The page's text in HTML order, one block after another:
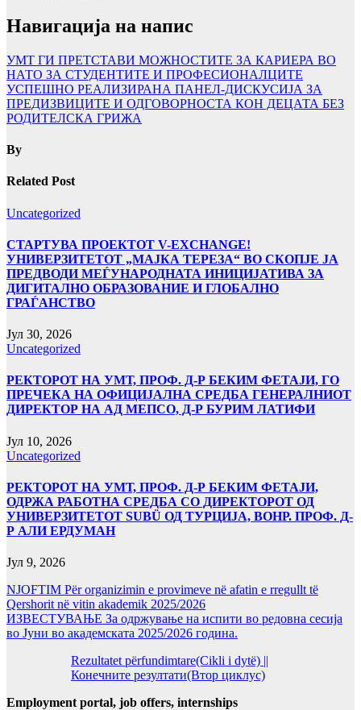
Навигација на напис
УМТ ГИ ПРЕТСТАВИ МОЖНОСТИТЕ ЗА КАРИЕРА ВО
НАТО ЗА СТУДЕНТИТЕ И ПРОФЕСИОНАЛЦИТЕ
УСПЕШНО РЕАЛИЗИРАНА ПАНЕЛ-ДИСКУСИЈА ЗА
ПРЕДИЗВИЦИТЕ И ОДГОВОРНОСТА КОН ДЕЦАТА БЕЗ
РОДИТЕЛСКА ГРИЖА
By
Related Post
Uncategorized
СТАРТУВА ПРОЕКТОТ V-EXCHANGE!
УНИВЕРЗИТЕТОТ „МАЈКА ТЕРЕЗА“ ВО СКОПЈЕ ЈА
ПРЕДВОДИ МЕЃУНАРОДНАТА ИНИЦИЈАТИВА ЗА
ДИГИТАЛНО ОБРАЗОВАНИЕ И ГЛОБАЛНО
ГРАЃАНСТВО
Јул 30, 2026
Uncategorized
РЕКТОРОТ НА УМТ, ПРОФ. Д-Р БЕКИМ ФЕТАЈИ, ГО
ПРЕЧЕКА НА ОФИЦИЈАЛНА СРЕДБА ГЕНЕРАЛНИОТ
ДИРЕКТОР НА АД МЕПСО, Д-Р БУРИМ ЛАТИФИ
Јул 10, 2026
Uncategorized
РЕКТОРОТ НА УМТ, ПРОФ. Д-Р БЕКИМ ФЕТАЈИ,
ОДРЖА РАБОТНА СРЕДБА СО ДИРЕКТОРОТ ОД
УНИВЕРЗИТЕТОТ SUBÜ ОД ТУРЦИЈА, ВОНР. ПРОФ. Д-
Р АЛИ ЕРДУМАН
Јул 9, 2026
NJOFTIM Për organizimin e provimeve në afatin e rregullt të
Qershorit në vitin akademik 2025/2026
ИЗВЕСТУВАЊЕ За одржување на испити во редовна сесија
во Јуни во академската 2025/2026 година.
Rezultatet përfundimtare(Cikli i dytë) ||
Конечните резултати(Втор циклус)
Employment portal, job offers, internships